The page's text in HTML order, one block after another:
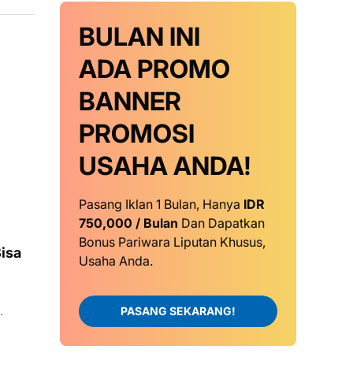
BULAN INI
ADA PROMO
BANNER
PROMOSI
USAHA ANDA!
Pasang Iklan 1 Bulan, Hanya IDR
750,000 / Bulan Dan Dapatkan
Bonus Pariwara Liputan Khusus,
Usaha Anda.
PASANG SEKARANG!